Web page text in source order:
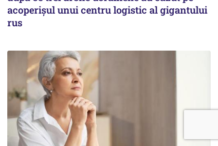
acoperişul unui centru logistic al gigantului
rus